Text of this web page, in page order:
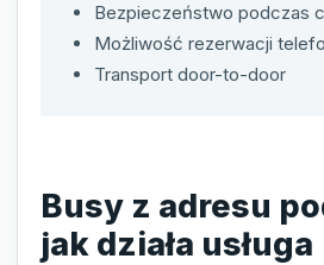
Bezpieczeństwo podczas
Możliwość rezerwacji
Transport door-to-door
Busy z adresu
jak działa usługa